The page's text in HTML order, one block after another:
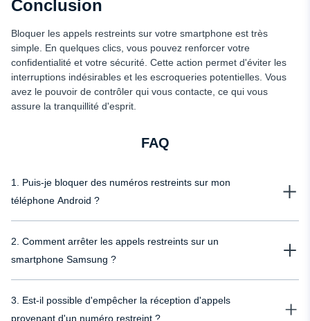
Conclusion
Bloquer les appels restreints sur votre smartphone est très
simple. En quelques clics, vous pouvez renforcer votre
confidentialité et votre sécurité. Cette action permet d'éviter les
interruptions indésirables et les escroqueries potentielles. Vous
avez le pouvoir de contrôler qui vous contacte, ce qui vous
assure la tranquillité d'esprit.
FAQ
1. Puis-je bloquer des numéros restreints sur mon
téléphone Android ?
fonction intégrée de blocage des appels ou en installant le traceur de
téléphone uMobix.
2. Comment arrêter les appels restreints sur un
smartphone Samsung ?
Téléphone, appuyez sur "Paramètres", puis trouvez et sélectionnez "Bloquer
les numéros". Ici, vous pouvez activer l'option de blocage des appels
3. Est-il possible d'empêcher la réception d'appels
provenant d'un numéro restreint ?